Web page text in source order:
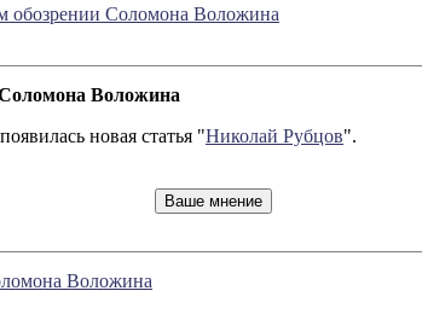
обозрении Соломона Воложина
Воложина
появилась новая статья "Николай Рубцов".
Воложина